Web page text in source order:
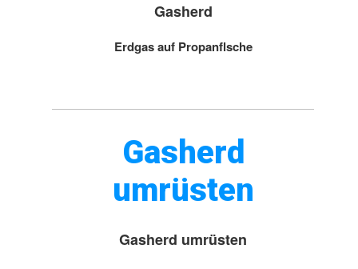
Gasherd
Erdgas auf Propanflsche
Gasherd
umrüsten
Gasherd umrüsten